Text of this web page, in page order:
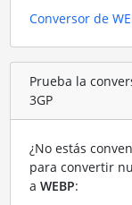
Conversor de
Prueba la
3GP
¿No estás
para convertir
a WEBP: